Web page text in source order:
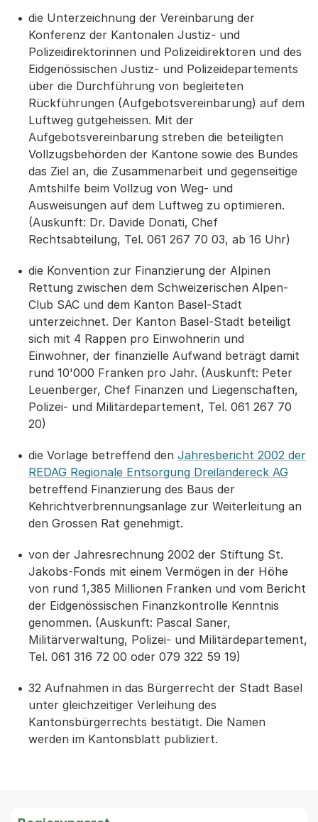
die Unterzeichnung der Vereinbarung der
Konferenz der Kantonalen Justiz- und
Polizeidirektorinnen und Polizeidirektoren und des
Eidgenössischen Justiz- und Polizeidepartements
über die Durchführung von begleiteten
Rückführungen (Aufgebotsvereinbarung) auf dem
Luftweg gutgeheissen. Mit der
Aufgebotsvereinbarung streben die beteiligten
Vollzugsbehörden der Kantone sowie des Bundes
das Ziel an, die Zusammenarbeit und gegenseitige
Amtshilfe beim Vollzug von Weg- und
Ausweisungen auf dem Luftweg zu optimieren.
(Auskunft: Dr. Davide Donati, Chef
Rechtsabteilung, Tel. 061 267 70 03, ab 16 Uhr)
die Konvention zur Finanzierung der Alpinen
Rettung zwischen dem Schweizerischen Alpen-
Club SAC und dem Kanton Basel-Stadt
unterzeichnet. Der Kanton Basel-Stadt beteiligt
sich mit 4 Rappen pro Einwohnerin und
Einwohner, der finanzielle Aufwand beträgt damit
rund 10'000 Franken pro Jahr. (Auskunft: Peter
Leuenberger, Chef Finanzen und Liegenschaften,
Polizei- und Militärdepartement, Tel. 061 267 70
20)
die Vorlage betreffend den Jahresbericht 2002 der
REDAG Regionale Entsorgung Dreiländereck AG
betreffend Finanzierung des Baus der
Kehrichtverbrennungsanlage zur Weiterleitung an
den Grossen Rat genehmigt.
von der Jahresrechnung 2002 der Stiftung St.
Jakobs-Fonds mit einem Vermögen in der Höhe
von rund 1,385 Millionen Franken und vom Bericht
der Eidgenössischen Finanzkontrolle Kenntnis
genommen. (Auskunft: Pascal Saner,
Militärverwaltung, Polizei- und Militärdepartement,
Tel. 061 316 72 00 oder 079 322 59 19)
32 Aufnahmen in das Bürgerrecht der Stadt Basel
unter gleichzeitiger Verleihung des
Kantonsbürgerrechts bestätigt. Die Namen
werden im Kantonsblatt publiziert.